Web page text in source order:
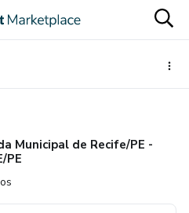
Municipal de Recife/PE -
PE